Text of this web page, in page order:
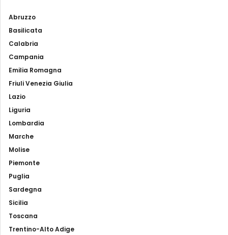
Abruzzo
Basilicata
Calabria
Campania
Emilia Romagna
Friuli Venezia Giulia
Lazio
Liguria
Lombardia
Marche
Molise
Piemonte
Puglia
Sardegna
Sicilia
Toscana
Trentino-Alto Adige